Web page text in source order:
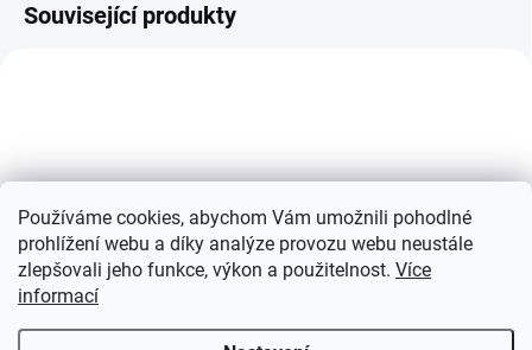
Používáme cookies, abychom Vám umožnili pohodlné
prohlížení webu a díky analýze provozu webu neustále
zlepšovali jeho funkce, výkon a použitelnost. Více
informací
Související produkty
Albové listy OPTIMA na
mince
SKLADEM
(>5 KS)